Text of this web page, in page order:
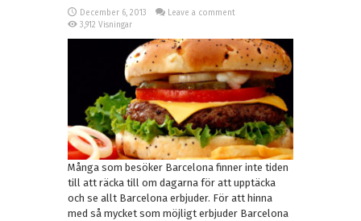
December 6, 2013
Leave a comment
3,912 Visningar
Många som besöker Barcelona finner inte tiden
till att räcka till om dagarna för att upptäcka
och se allt Barcelona erbjuder. För att hinna
med så mycket som möjligt erbjuder Barcelona